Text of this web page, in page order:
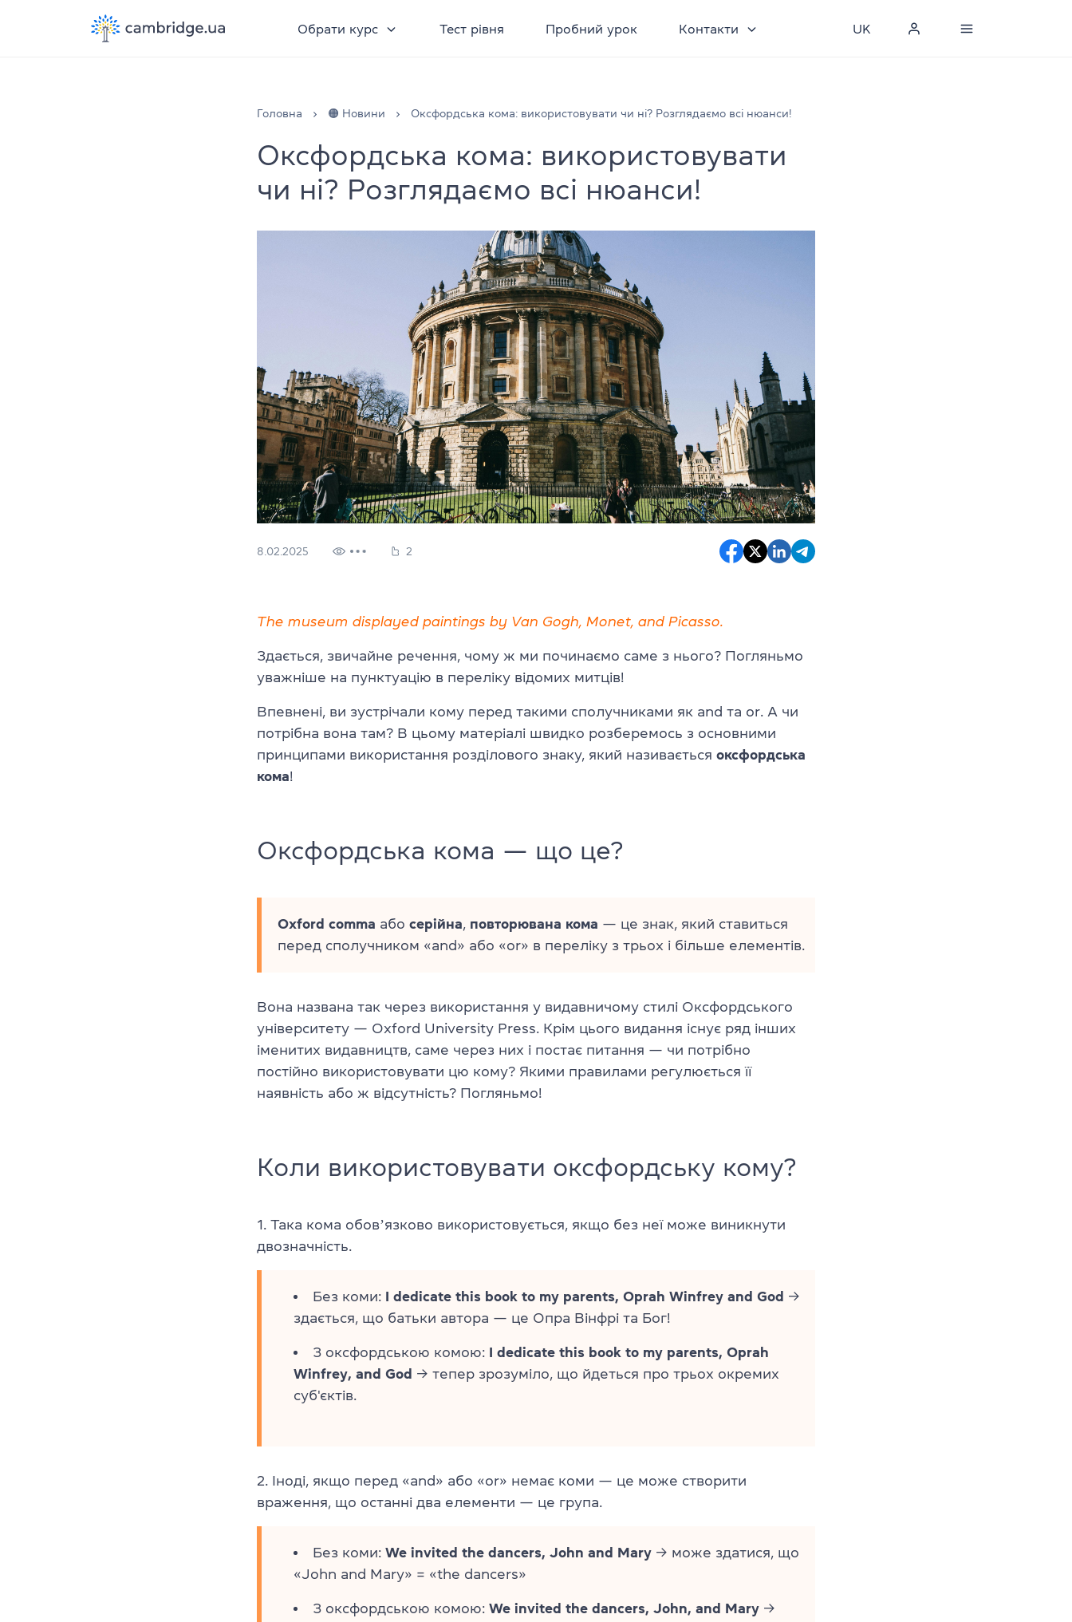
Обрати курс Тест рівня Пробний урок Контакти UK
Головна 🟠 Новини Оксфордська кома: використовувати чи ні? Розглядаємо всі нюанси!
Оксфордська кома: використовувати
чи ні? Розглядаємо всі нюанси!
8.02.2025 2
The museum displayed paintings by Van Gogh, Monet, and Picasso.
Здається, звичайне речення, чому ж ми починаємо саме з нього? Погляньмо
уважніше на пунктуацію в переліку відомих митців!
Впевнені, ви зустрічали кому перед такими сполучниками як and та or. А чи
потрібна вона там? В цьому матеріалі швидко розберемось з основними
принципами використання розділового знаку, який називається оксфордська
кома!
Оксфордська кома — що це?
Oxford comma або серійна, повторювана кома — це знак, який ставиться
перед сполучником «and» або «or» в переліку з трьох і більше елементів.
Вона названа так через використання у видавничому стилі Оксфордського
університету — Oxford University Press. Крім цього видання існує ряд інших
іменитих видавництв, саме через них і постає питання — чи потрібно
постійно використовувати цю кому? Якими правилами регулюється її
наявність або ж відсутність? Погляньмо!
Коли використовувати оксфордську кому?
1. Така кома обовʼязково використовується, якщо без неї може виникнути
двозначність.
Без коми: I dedicate this book to my parents, Oprah Winfrey and God →
здається, що батьки автора — це Опра Вінфрі та Бог!
З оксфордською комою:
I dedicate this book to my parents, Oprah
Winfrey, and God → тепер зрозуміло, що йдеться про трьох окремих
суб'єктів.
2. Іноді, якщо перед «and» або «or» немає коми — це може створити
враження, що останні два елементи — це група.
Без коми: We invited the dancers, John and Mary → може здатися, що
«John and Mary» = «the dancers»
З оксфордською комою: We invited the dancers, John, and Mary →